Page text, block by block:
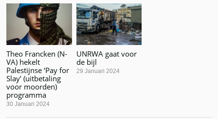
Theo Francken (N-
VA) hekelt
Palestijnse ‘Pay for
Slay’ (uitbetaling
voor moorden)
programma
30 Januari 2024
UNRWA gaat voor
de bijl
29 Januari 2024